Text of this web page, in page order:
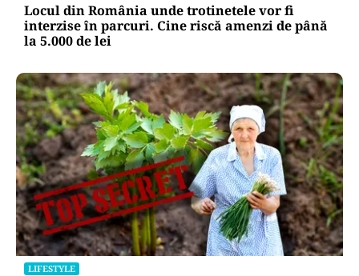
Locul din România unde trotinetele vor fi
interzise în parcuri. Cine riscă amenzi de până
la 5.000 de lei
LIFESTYLE